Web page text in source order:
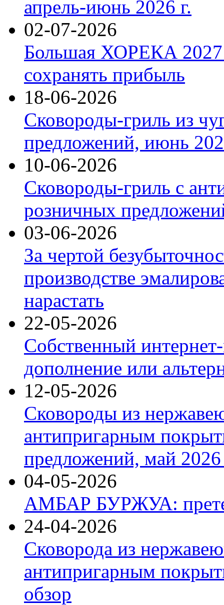
апрель-июнь 2026 г.
02-07-2026
Большая ХОРЕКА 2027:
сохранять прибыль
18-06-2026
Сковороды-гриль из
предложений, июнь
10-06-2026
Сковороды-гриль с
розничных
03-06-2026
За чертой
производстве
нарастать
22-05-2026
Собственный
дополнение или
12-05-2026
Сковороды из
антипригарным
предложений, май 2026
04-05-2026
АМБАР БУРЖУА:
24-04-2026
Сковорода из
антипригарным
обзор